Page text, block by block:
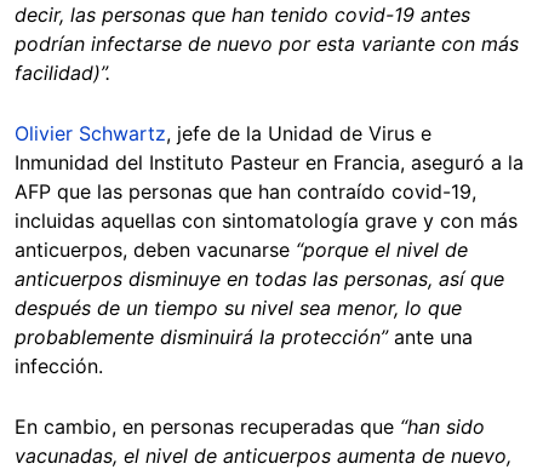
decir, las personas que han tenido covid-19 antes
podrían infectarse de nuevo por esta variante con más
facilidad)”.
Olivier Schwartz, jefe de la Unidad de Virus e
Inmunidad del Instituto Pasteur en Francia, aseguró a la
AFP que las personas que han contraído covid-19,
incluidas aquellas con sintomatología grave y con más
anticuerpos, deben vacunarse “porque el nivel de
anticuerpos disminuye en todas las personas, así que
después de un tiempo su nivel sea menor, lo que
probablemente disminuirá la protección”ante una
infección.
En cambio, en personas recuperadas que “han sido
vacunadas, el nivel de anticuerpos aumenta de nuevo,